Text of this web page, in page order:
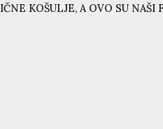
KOŠULJE, A OVO SU NAŠI